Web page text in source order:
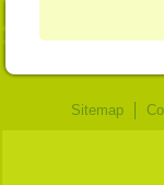
Sitemap